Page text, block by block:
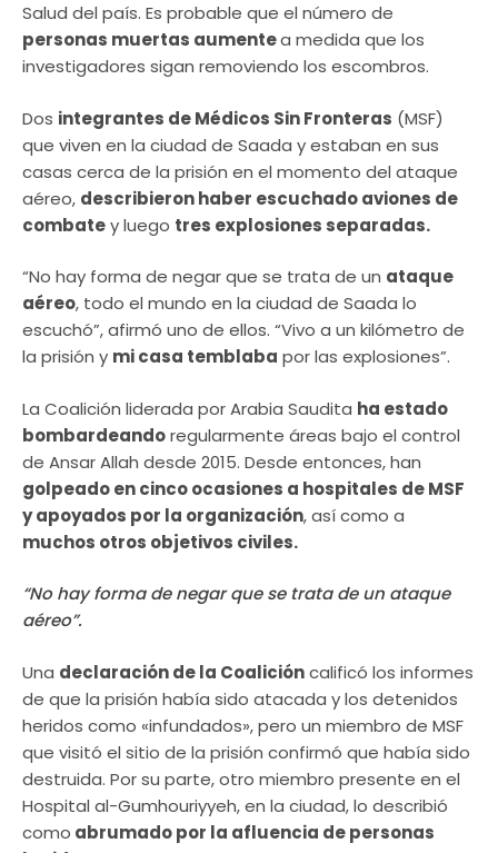
Salud del país. Es probable que el número de
personas muertas aumentea medida que los
investigadores sigan removiendo los escombros.
Dos integrantes de Médicos Sin Fronteras (MSF)
que viven en la ciudad de Saada y estaban en sus
casas cerca de la prisión en el momento del ataque
aéreo, describieron haber escuchado aviones de
combatey luego tres explosiones separadas.
“No hay forma de negar que se trata de un ataque
aéreo, todo el mundo en la ciudad de Saada lo
escuchó”, afirmó uno de ellos. “Vivo a un kilómetro de
la prisión y mi casa temblaba por las explosiones”.
La Coalición liderada por Arabia Saudita ha estado
bombardeandoregularmente áreas bajo el control
de Ansar Allah desde 2015. Desde entonces, han
golpeado en cinco ocasiones a hospitales de MSF
y apoyados por la organización, así como a
muchos otros objetivos civiles.
“No hay forma de negar que se trata de un ataque
aéreo”.
Una declaración de la Coalicióncalificó los informes
de que la prisión había sido atacada y los detenidos
heridos como «infundados», pero un miembro de MSF
que visitó el sitio de la prisión confirmó que había sido
destruida. Por su parte, otro miembro presente en el
Hospital al-Gumhouriyyeh, en la ciudad, lo describió
como abrumado por la afluencia de personas